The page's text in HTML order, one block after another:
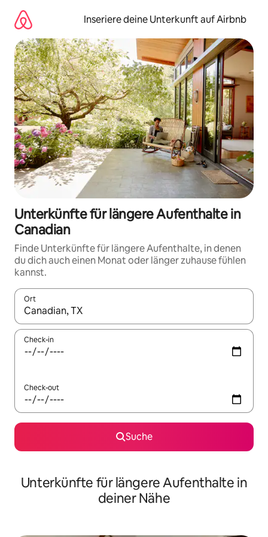
Inhalten
springen
Inseriere deine Unterkunft auf Airbnb
Unterkünfte für längere Aufenthalte in
Canadian
Finde Unterkünfte für längere Aufenthalte, in denen
du dich auch einen Monat oder länger zuhause fühlen
kannst.
Ort
Wenn Ergebnisse verfügbar sind, navigiere mit den
Check-in
Check-out
Suche
Unterkünfte für längere Aufenthalte in
deiner Nähe